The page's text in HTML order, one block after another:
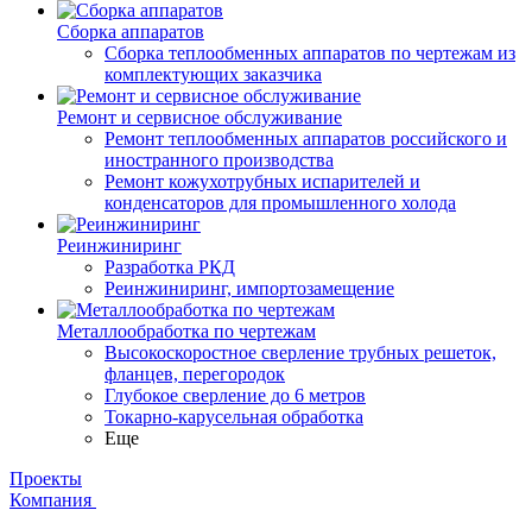
Сборка аппаратов
Сборка теплообменных аппаратов по чертежам из
комплектующих заказчика
Ремонт и сервисное обслуживание
Ремонт теплообменных аппаратов российского и
иностранного производства
Ремонт кожухотрубных испарителей и
конденсаторов для промышленного холода
Реинжиниринг
Разработка РКД
Реинжиниринг, импортозамещение
Металлообработка по чертежам
Высокоскоростное сверление трубных решеток,
фланцев, перегородок
Глубокое сверление до 6 метров
Токарно-карусельная обработка
Еще
Проекты
Компания